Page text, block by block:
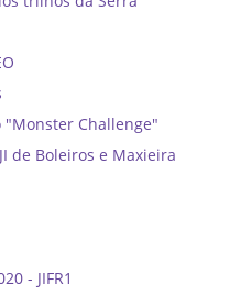
"Monster Challenge"
de Boleiros e Maxieira
- JIFR1